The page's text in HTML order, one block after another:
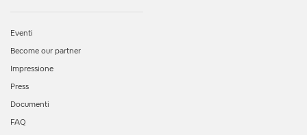
Eventi
Become our partner
Impressione
Press
Documenti
FAQ